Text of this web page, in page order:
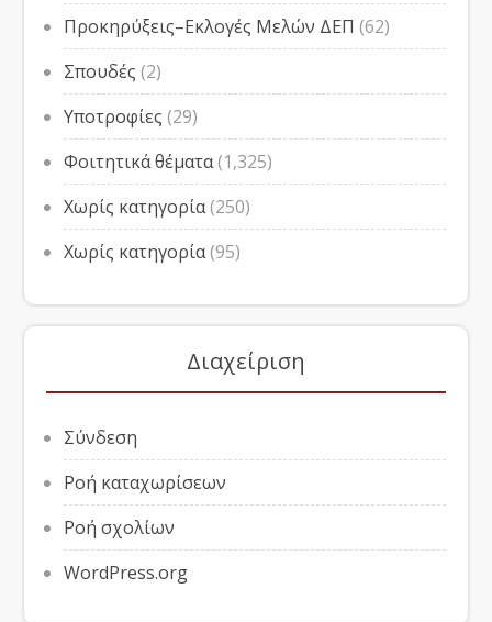
Προκηρύξεις–Εκλογές Μελών ΔΕΠ (62)
Σπουδές (2)
Υποτροφίες (29)
Φοιτητικά θέματα(1,325)
Χωρίς κατηγορία(250)
Χωρίς κατηγορία(95)
Διαχείριση
Σύνδεση
Ροή καταχωρίσεων
Ροή σχολίων
WordPress.org